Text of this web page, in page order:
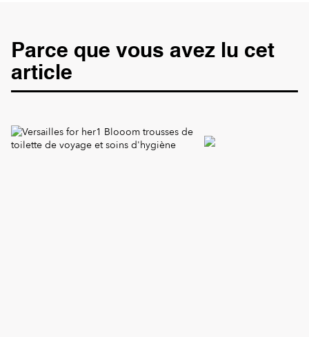
Parce que vous avez lu cet
article